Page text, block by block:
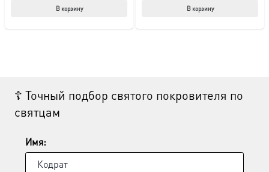
В корзину В корзину
☦ Точный подбор святого покровителя по
святцам
Имя: